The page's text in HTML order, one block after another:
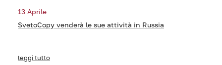
13 Aprile
SvetoCopy venderà le sue attività in Russia
leggi tutto